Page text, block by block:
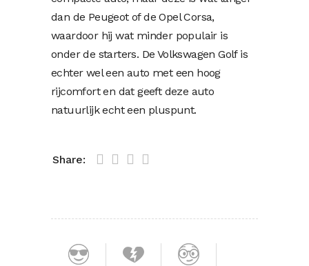
dan de Peugeot of de Opel Corsa,
waardoor hij wat minder populair is
onder de starters. De Volkswagen Golf is
echter wel een auto met een hoog
rijcomfort en dat geeft deze auto
natuurlijk echt een pluspunt.
Share: